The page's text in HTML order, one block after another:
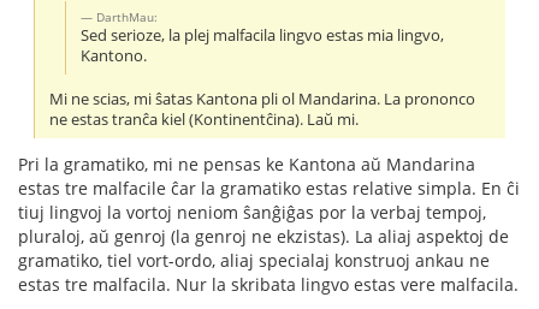
DarthMau:
Sed serioze, la plej malfacila lingvo estas mia lingvo,
Kantono.
Mi ne scias, mi ŝatas Kantona pli ol Mandarina. La prononco
ne estas tranĉa kiel (Kontinentĉina). Laŭ mi.
Pri la gramatiko, mi ne pensas ke Kantona aŭ Mandarina
estas tre malfacile ĉar la gramatiko estas relative simpla. En ĉi
tiuj lingvoj la vortoj neniom ŝanĝiĝas por la verbaj tempoj,
pluraloj, aŭ genroj (la genroj ne ekzistas). La aliaj aspektoj de
gramatiko, tiel vort-ordo, aliaj specialaj konstruoj ankau ne
estas tre malfacila. Nur la skribata lingvo estas vere malfacila.